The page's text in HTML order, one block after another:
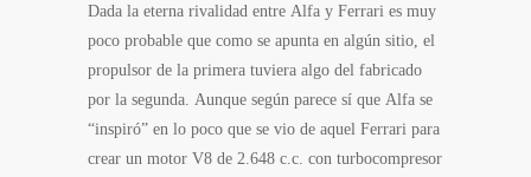
Dada la eterna rivalidad entre Alfa y Ferrari es muy
poco probable que como se apunta en algún sitio, el
propulsor de la primera tuviera algo del fabricado
por la segunda. Aunque según parece sí que Alfa se
“inspiró” en lo poco que se vio de aquel Ferrari para
crear un motor V8 de 2.648 c.c. con turbocompresor